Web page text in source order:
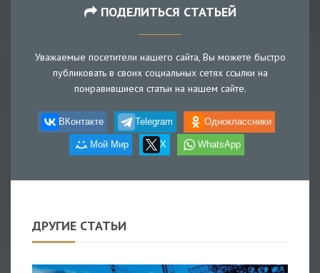
ПОДЕЛИТЬСЯ СТАТЬЕЙ
Уважаемые посетители нашего сайта, Вы можете быстро
публиковать в своих социальных сетях ссылки на
понравившиеся статьи на нашем сайте.
ВКонтакте Telegram Одноклассники
Мой Мир X WhatsApp
ДРУГИЕ СТАТЬИ